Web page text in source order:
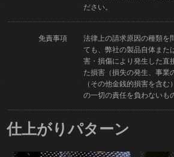
ださい。
免責事項
法律上の請求原因の種類を
ても、弊社の製品自体また
害・損傷により発生した直
た損害（損失の発生、事業
（その他金銭的損害を含
の一切の責任を負わないも
仕上がりパターン